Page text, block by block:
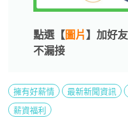
點選【 圖片 】加好
不漏接
擁有好薪情 最新新聞資訊
薪資福利